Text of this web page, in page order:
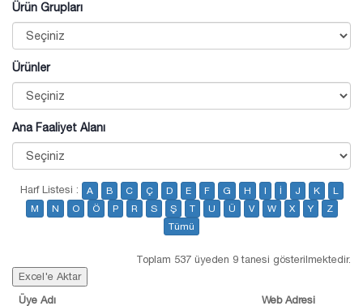
Ürün Grupları
Ürünler
Ana Faaliyet Alanı
Harf Listesi : A B C Ç D E F G H I İ J K
L
M
N O Ö P R S Ş T U Ü V W X Y
Z
Tümü
Toplam 537 üyeden 9 tanesi gösterilmektedir.
Excel'e Aktar
Üye Adı
Web Adresi